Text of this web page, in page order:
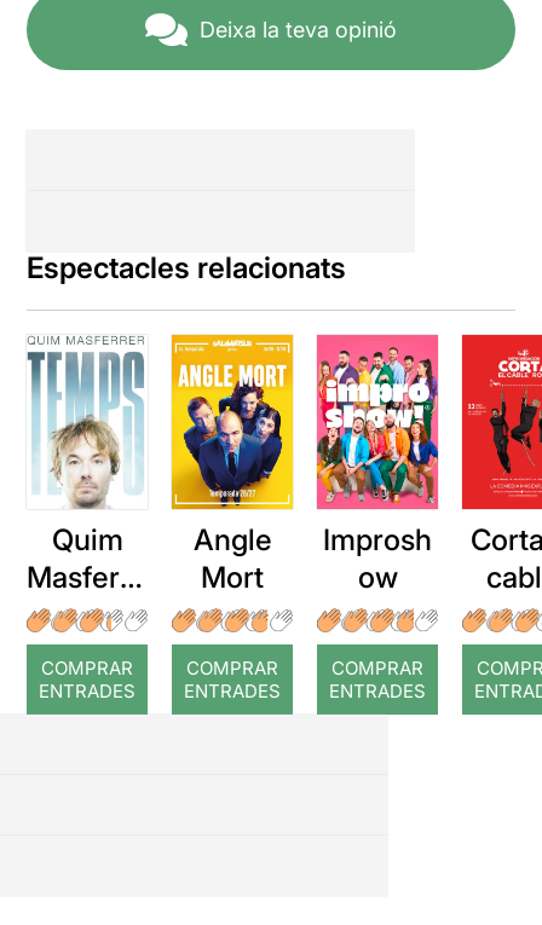
Deixa la teva opinió
Espectacles relacionats
Quim
Masferre
r: Temps
COMPRAR
ENTRADES
Angle
Mort
COMPRAR
ENTRADES
Improsh
ow
COMPRAR
ENTRADES